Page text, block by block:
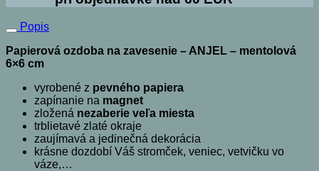
Popis
Papierová ozdoba na zavesenie – ANJEL – mentolová
6×6 cm
vyrobené z pevného papiera
zapínanie na magnet
zložená nezaberie veľa miesta
trblietavé zlaté okraje
zaujímavá a jedinečná dekorácia
krásne dozdobí Váš stromček, veniec, vetvičku vo
váze,…